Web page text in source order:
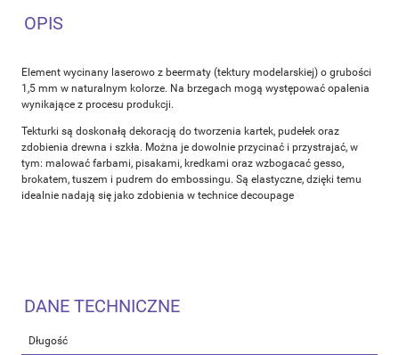
OPIS
Element wycinany laserowo z beermaty (tektury modelarskiej) o grubości
1,5 mm w naturalnym kolorze. Na brzegach mogą występować opalenia
wynikające z procesu produkcji.
Tekturki są doskonałą dekoracją do tworzenia kartek, pudełek oraz
zdobienia drewna i szkła. Można je dowolnie przycinać i przystrajać, w
tym: malować farbami, pisakami, kredkami oraz wzbogacać gesso,
brokatem, tuszem i pudrem do embossingu. Są elastyczne, dzięki temu
idealnie nadają się jako zdobienia w technice decoupage
DANE TECHNICZNE
Długość